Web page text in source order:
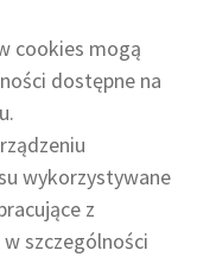
cookies mogą
dostępne na
wykorzystywane
z
szczególności